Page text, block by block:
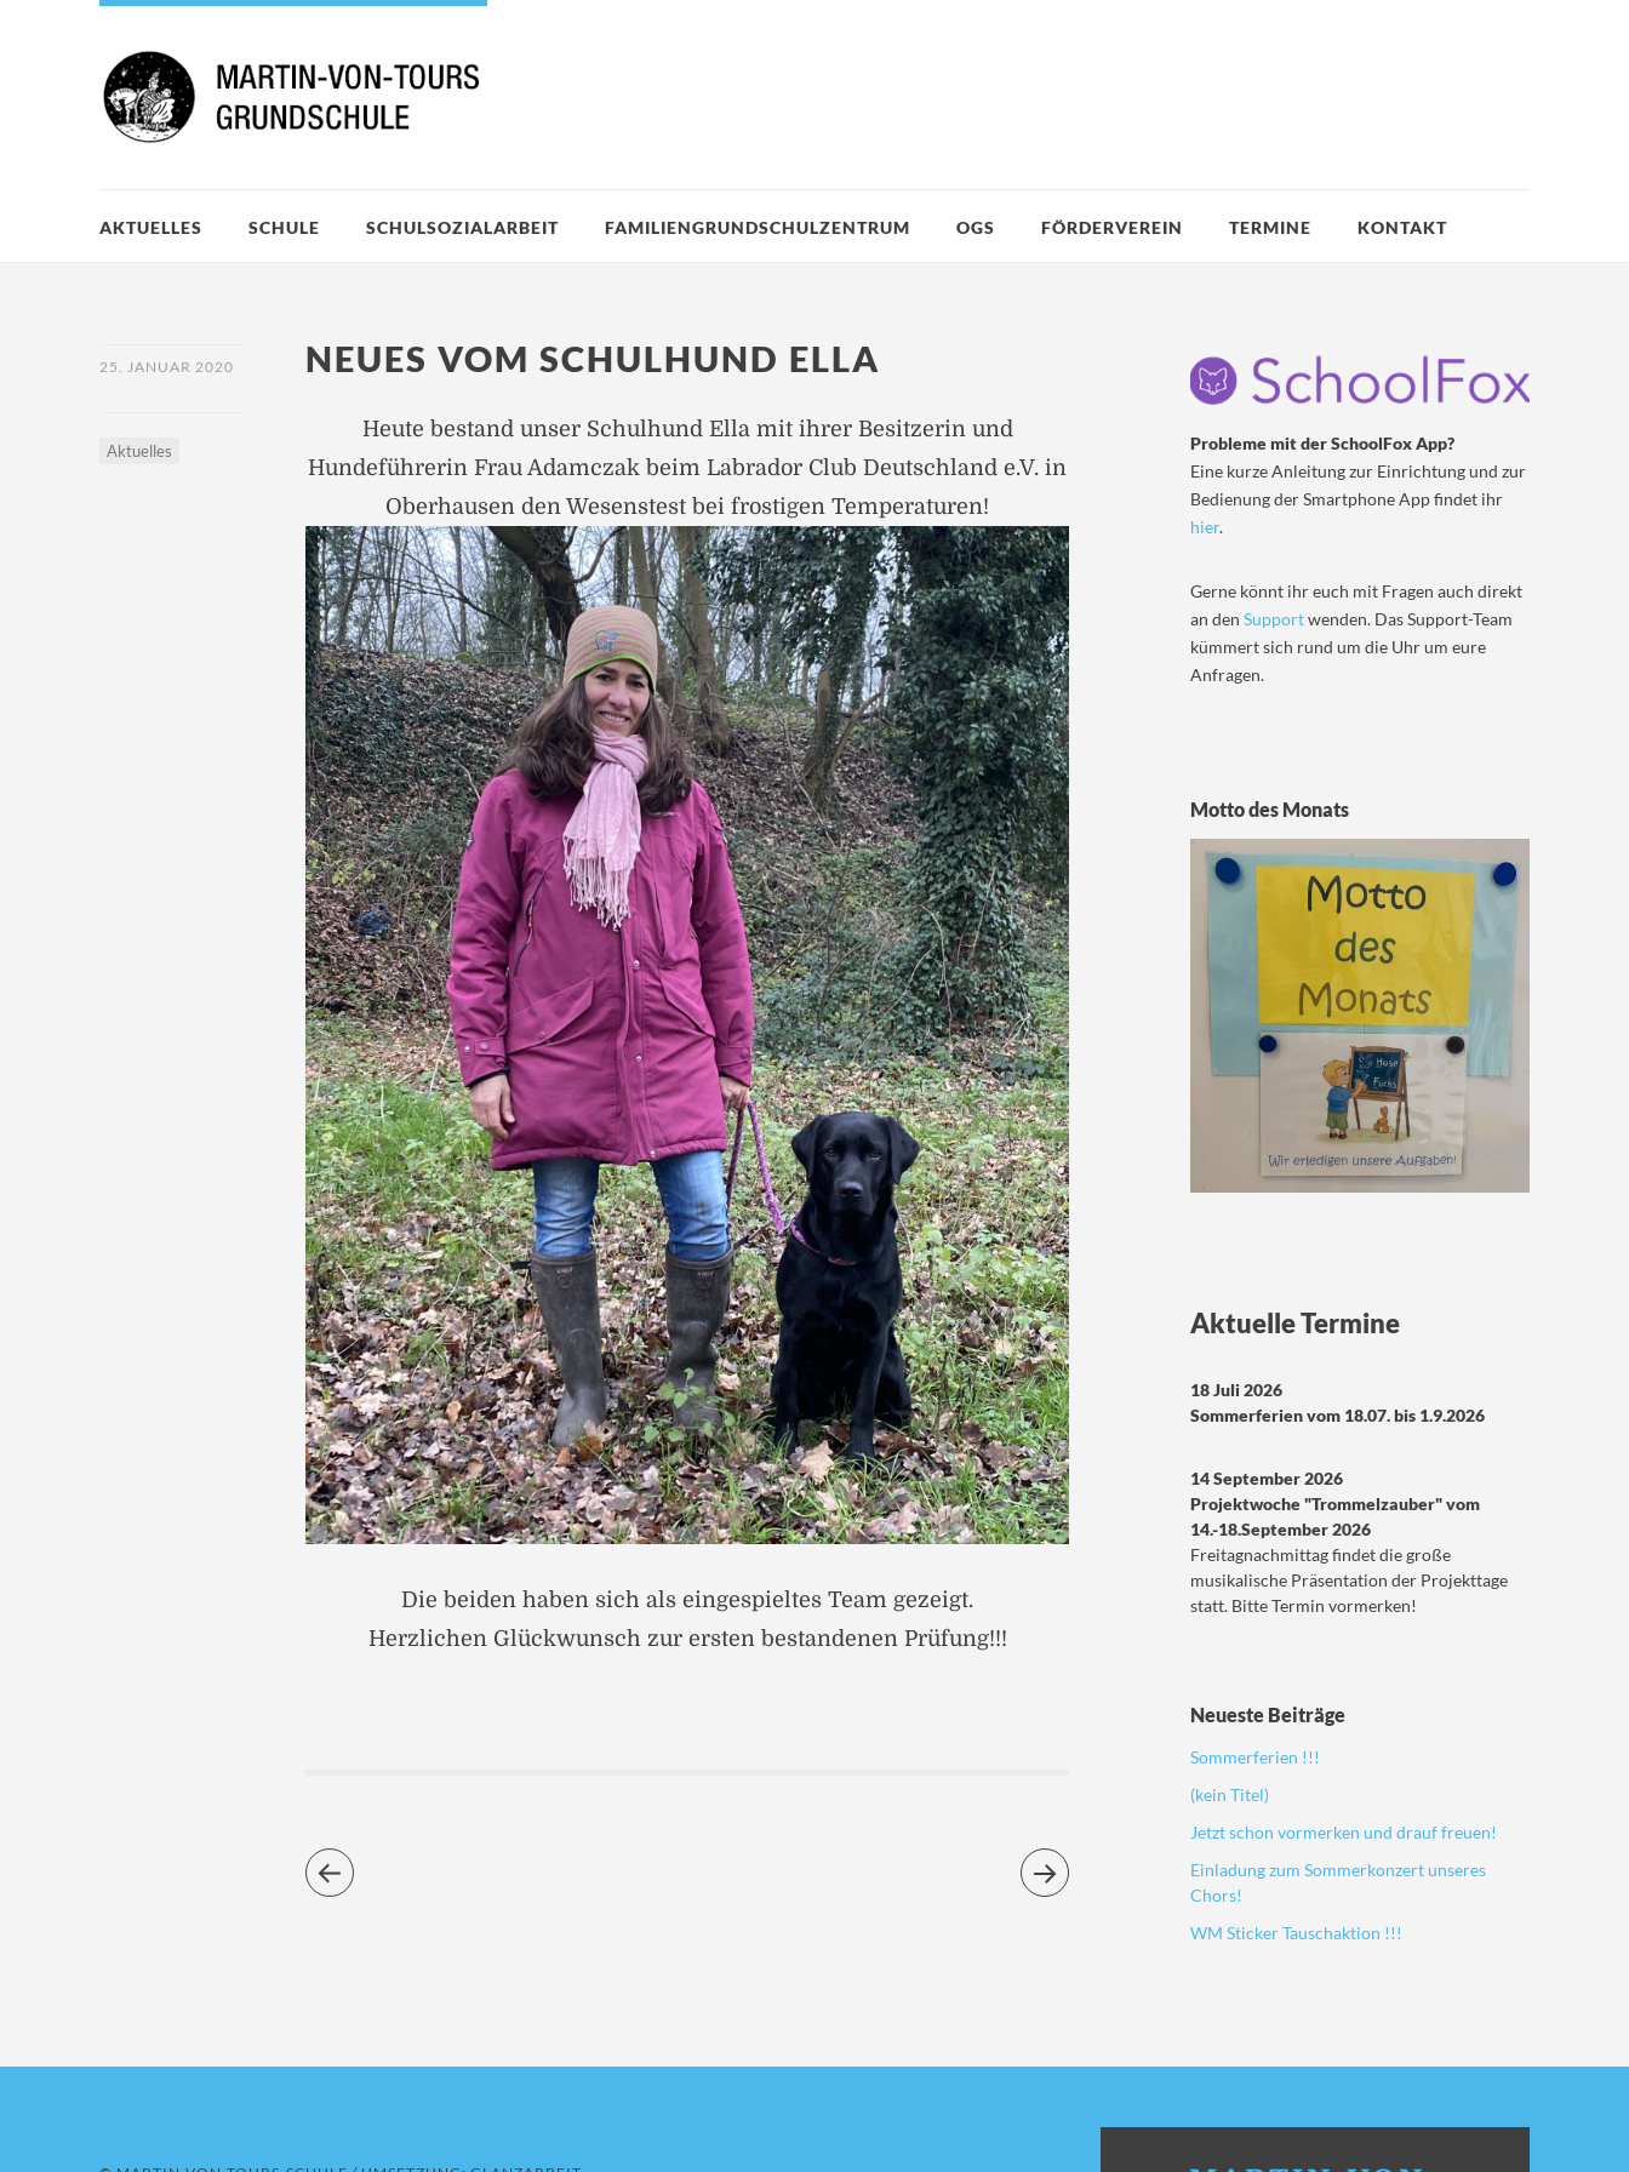
AKTUELLES SCHULE SCHULSOZIALARBEIT FAMILIENGRUNDSCHULZENTRUM OGS FÖRDERVEREIN TERMINE KONTAKT
25. JANUAR 2020
Aktuelles
NEUES VOM SCHULHUND ELLA
Heute bestand unser Schulhund Ella mit ihrer Besitzerin und
Hundeführerin Frau Adamczak beim Labrador Club Deutschland e.V. in
Oberhausen den Wesenstest bei frostigen Temperaturen!
Die beiden haben sich als eingespieltes Team gezeigt.
Herzlichen Glückwunsch zur ersten bestandenen Prüfung!!!
Probleme mit der SchoolFox App?
Eine kurze Anleitung zur Einrichtung und zur
Bedienung der Smartphone App findet ihr
hier.
Gerne könnt ihr euch mit Fragen auch direkt
an den Supportwenden. Das Support-Team
kümmert sich rund um die Uhr um eure
Anfragen.
Motto des Monats
Aktuelle Termine
18 Juli 2026
Sommerferien vom 18.07. bis 1.9.2026
14 September 2026
Projektwoche "Trommelzauber" vom
14.-18.September 2026
Freitagnachmittag findet die große
musikalische Präsentation der Projekttage
statt. Bitte Termin vormerken!
Neueste Beiträge
Sommerferien !!!
(kein Titel)
Jetzt schon vormerken und drauf freuen!
Einladung zum Sommerkonzert unseres
Chors!
WM Sticker Tauschaktion !!!